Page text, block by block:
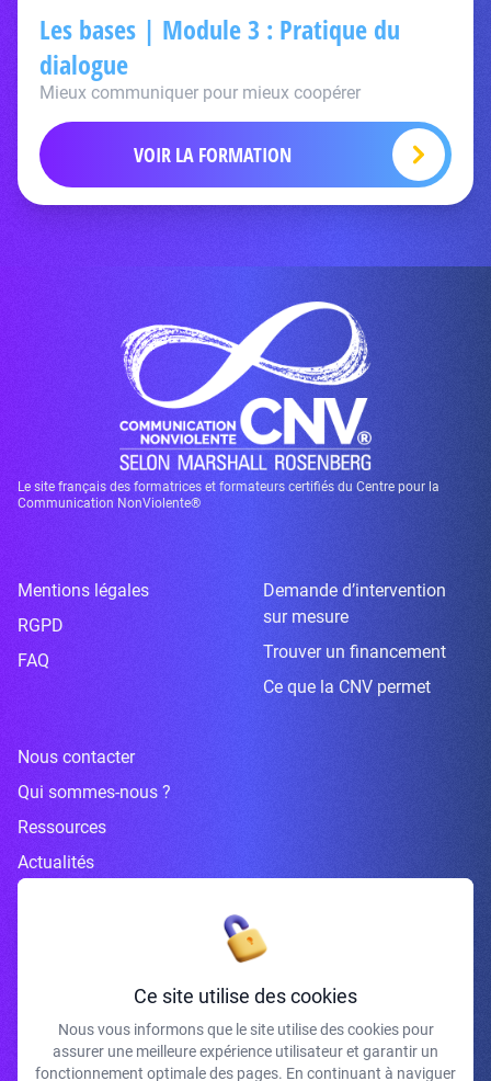
Les bases | Module 3 : Pratique du
dialogue
Mieux communiquer pour mieux coopérer
VOIR LA FORMATION
Le site français des formatrices et formateurs certifiés du Centre pour la
Communication NonViolente®
Mentions légales
RGPD
FAQ
Demande d’intervention
sur mesure
Trouver un financement
Ce que la CNV permet
Nous contacter
Qui sommes-nous ?
Ressources
Actualités
Inscrivez-vous à la newsletter
J'accepte de recevoir vos e-mails et confirme avoir pris connaissance de
Ce site utilise des cookies
Nous vous informons que le site utilise des cookies pour
assurer une meilleure expérience utilisateur et garantir un
fonctionnement optimale des pages. En continuant à naviguer